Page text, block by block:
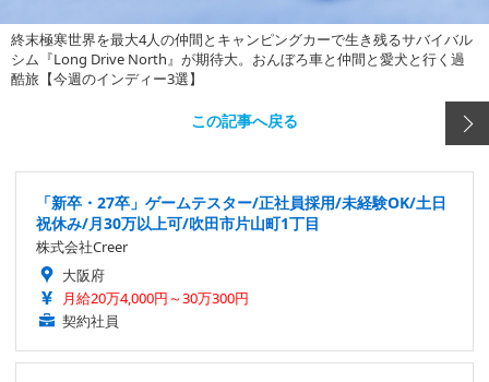
終末極寒世界を最大4人の仲間とキャンピングカーで生き残るサバイバル
シム『Long Drive North』が期待大。おんぼろ車と仲間と愛犬と行く過
酷旅【今週のインディー3選】
この記事へ戻る
「新卒・27卒」ゲームテスター/正社員採用/未経験OK/土日
祝休み/月30万以上可/吹田市片山町1丁目
株式会社Creer
大阪府
月給20万4,000円～30万300円
契約社員